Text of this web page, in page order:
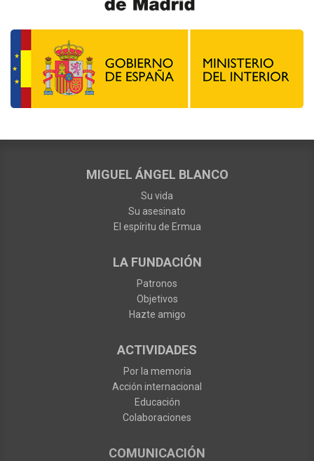
MIGUEL ÁNGEL BLANCO
Su vida
Su asesinato
El espíritu de Ermua
LA FUNDACIÓN
Patronos
Objetivos
Hazte amigo
ACTIVIDADES
Por la memoria
Acción internacional
Educación
Colaboraciones
COMUNICACIÓN